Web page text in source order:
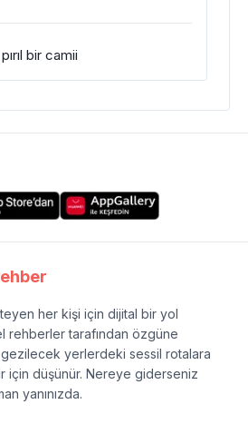
bir camii
her kişi için dijital bir yol
rehberler tarafından özgüne
yerlerdeki sessil rotalara
için düşünür. Nereye giderseniz
yanınızda.